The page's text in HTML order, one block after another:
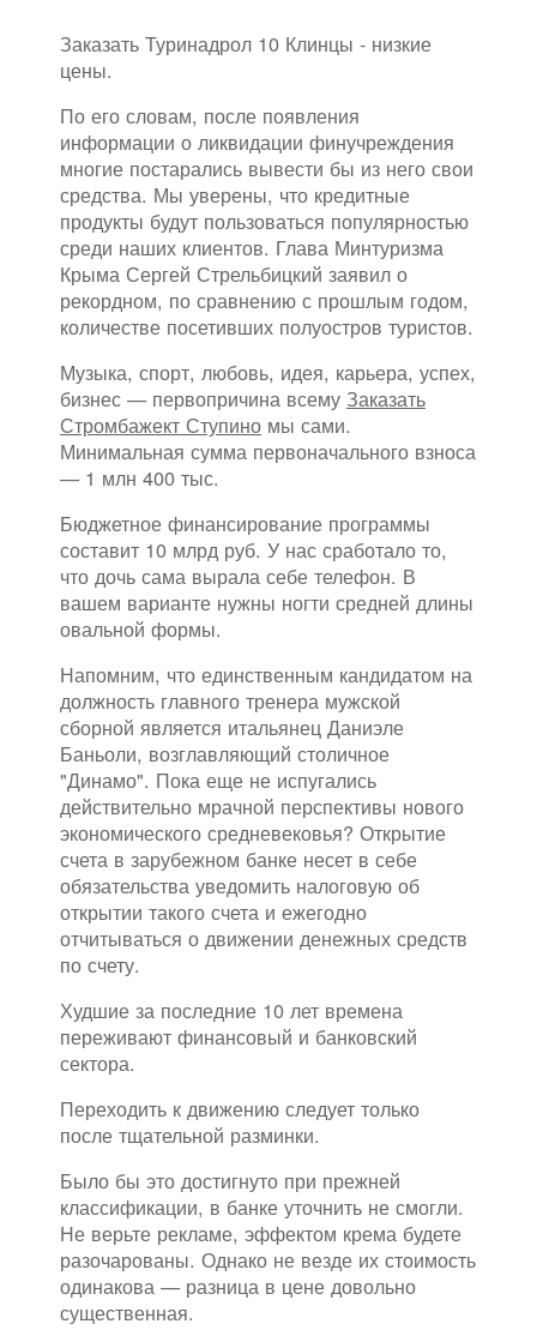
Заказать Туринадрол 10 Клинцы - низкие
цены.
По его словам, после появления
информации о ликвидации финучреждения
многие постарались вывести бы из него свои
средства. Мы уверены, что кредитные
продукты будут пользоваться популярностью
среди наших клиентов. Глава Минтуризма
Крыма Сергей Стрельбицкий заявил о
рекордном, по сравнению с прошлым годом,
количестве посетивших полуостров туристов.
Музыка, спорт, любовь, идея, карьера, успех,
бизнес — первопричина всему Заказать
Стромбажект Ступино мы сами.
Минимальная сумма первоначального взноса
— 1 млн 400 тыс.
Бюджетное финансирование программы
составит 10 млрд руб. У нас сработало то,
что дочь сама вырала себе телефон. В
вашем варианте нужны ногти средней длины
овальной формы.
Напомним, что единственным кандидатом на
должность главного тренера мужской
сборной является итальянец Даниэле
Баньоли, возглавляющий столичное
"Динамо". Пока еще не испугались
действительно мрачной перспективы нового
экономического средневековья? Открытие
счета в зарубежном банке несет в себе
обязательства уведомить налоговую об
открытии такого счета и ежегодно
отчитываться о движении денежных средств
по счету.
Худшие за последние 10 лет времена
переживают финансовый и банковский
сектора.
Переходить к движению следует только
после тщательной разминки.
Было бы это достигнуто при прежней
классификации, в банке уточнить не смогли.
Не верьте рекламе, эффектом крема будете
разочарованы. Однако не везде их стоимость
одинакова — разница в цене довольно
существенная.